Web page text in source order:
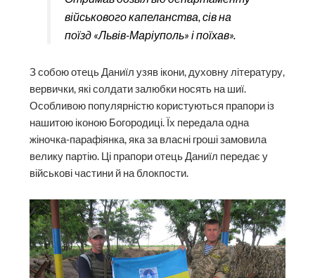
військового капеланства, сів на
поїзд «Львів-Маріуполь» і поїхав».
З собою отець Даниїл узяв ікони, духовну літературу,
вервички, які солдати залюбки носять на шиї.
Особливою популярністю користуються прапори із
нашитою іконою Богородиці. Їх передала одна
жіночка-парафіянка, яка за власні гроші замовила
велику партію. Ці прапори отець Даниїл передає у
військові частини й на блокпости.